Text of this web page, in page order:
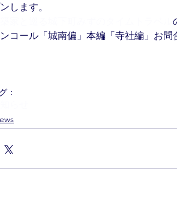
します。
コール「城南偏」本編「寺社編」お問
：